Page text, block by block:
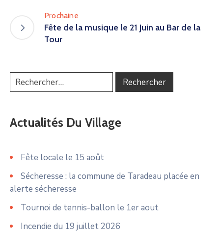
Prochaine
Fête de la musique le 21 Juin au Bar de la
Tour
Actualités Du Village
Fête locale le 15 août
Sécheresse : la commune de Taradeau placée en
alerte sécheresse
Tournoi de tennis-ballon le 1er aout
Incendie du 19 juillet 2026